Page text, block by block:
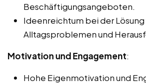
Beschäftigungsangeboten.
Ideenreichtum bei der Lösung
Alltagsproblemen und
Motivation und Engagement:
Hohe Eigenmotivation und